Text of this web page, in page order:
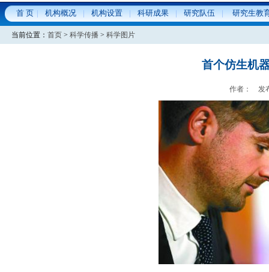
首 页 机构概况 机构设置 科研成果 研究队伍 研究生教
当前位置： 首页 > 科学传播 > 科学图片
首个仿生机
作者： 发